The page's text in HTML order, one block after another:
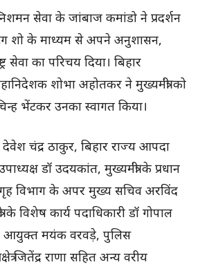
सेवा के जांबाज कमांडो ने प्रदर्शन
शो के माध्यम से अपने अनुशासन,
सेवा का परिचय दिया। बिहार
शोभा अहोतकर ने मुख्यमंत्री को
भेंटकर उनका स्वागत किया।
चंद्र ठाकुर, बिहार राज्य आपदा
डॉ उदयकांत, मुख्यमंत्री के प्रधान
विभाग के अपर मुख्य सचिव अरविंद
के विशेष कार्य पदाधिकारी डॉ गोपाल
आयुक्त मयंक वरवड़े, पुलिस
जितेंद्र राणा सहित अन्य वरीय